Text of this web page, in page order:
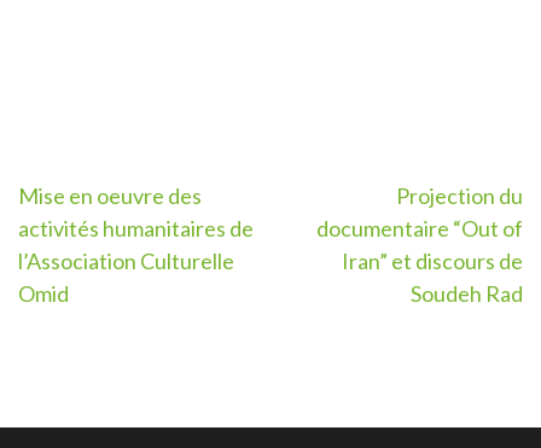
Post
navigation
Mise en oeuvre des
activités humanitaires de
l’Association Culturelle
Omid
Projection du
documentaire “Out of
Iran” et discours de
Soudeh Rad